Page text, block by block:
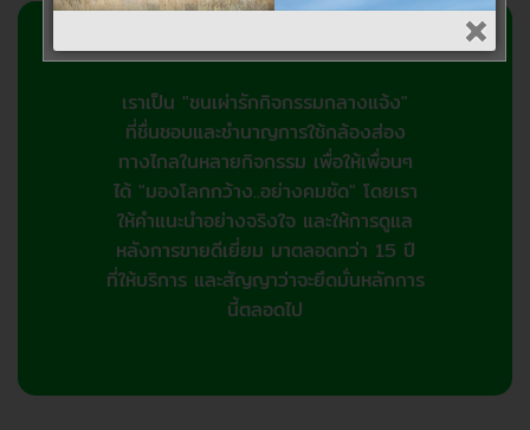
เกี่ยวกับเรา
เราเป็น "ชนเผ่ารักกิจกรรมกลางแจ้ง"
ที่ชื่นชอบและชำนาญการใช้กล้องส่อง
ทางไกลในหลายกิจกรรม เพื่อให้เพื่อนๆ
ได้ "มองโลกกว้าง..อย่างคมชัด" โดยเรา
ให้คำแนะนำอย่างจริงใจ และให้การดูแล
หลังการขายดีเยี่ยม มาตลอดกว่า 15 ปี
ที่ให้บริการ และสัญญาว่าจะยึดมั่นหลักการ
นี้ตลอดไป